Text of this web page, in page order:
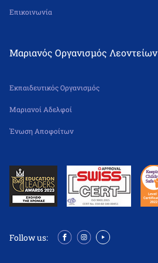
Επικοινωνία
Μαριανός Οργανισμός Λεοντείων
Εκπαιδευτικός Οργανισμός
Μαριανοί Αδελφοί
Ένωση Αποφοίτων
Follow us: